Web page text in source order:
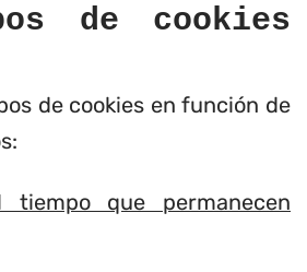
de cookies
de cookies en función de
que permanecen